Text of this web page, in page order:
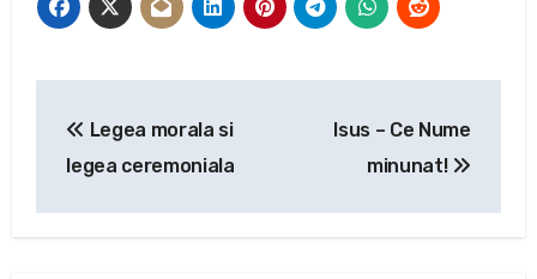
în
Legea morala si
legea ceremoniala
Isus – Ce Nume
minunat!